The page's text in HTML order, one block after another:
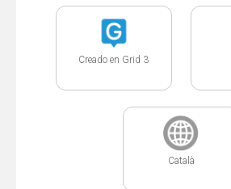
Creado en Grid 3
Català